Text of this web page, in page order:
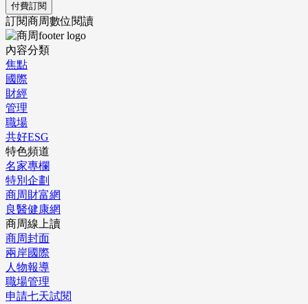
付費訂閱
訂閱商周數位閱讀
內容分類
焦點
國際
財經
管理
職場
共好ESG
特色頻道
名家專欄
特別企劃
商周財富網
良醫健康網
商周線上讀
商周封面
兩岸國際
人物報導
職場管理
申請七天試閱